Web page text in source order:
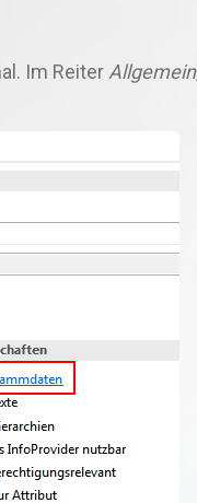
Im Reiter Allgemein